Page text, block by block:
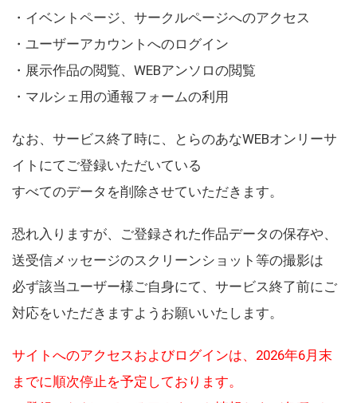
・イベントページ、サークルページへのアクセス
・ユーザーアカウントへのログイン
・展示作品の閲覧、WEBアンソロの閲覧
・マルシェ用の通報フォームの利用
なお、サービス終了時に、とらのあなWEBオンリーサ
イトにてご登録いただいている
すべてのデータを削除させていただきます。
恐れ入りますが、ご登録された作品データの保存や、
送受信メッセージのスクリーンショット等の撮影は
必ず該当ユーザー様ご自身にて、サービス終了前にご
対応をいただきますようお願いいたします。
サイトへのアクセスおよびログインは、2026年6月末
までに順次停止を予定しております。